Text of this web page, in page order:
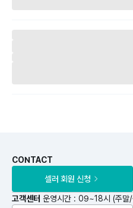
CONTACT
셀러 회원 신청
고객센터 운영시간 : 09~18시 (주말/